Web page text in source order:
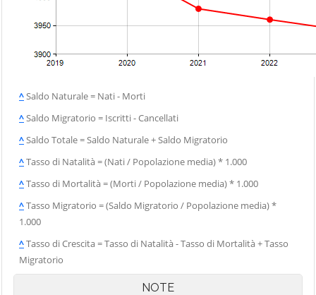
^Saldo Naturale = Nati - Morti
^Saldo Migratorio = Iscritti - Cancellati
^Saldo Totale = Saldo Naturale + Saldo Migratorio
^Tasso di Natalità = (Nati / Popolazione media) * 1.000
^Tasso di Mortalità = (Morti / Popolazione media) * 1.000
^Tasso Migratorio = (Saldo Migratorio / Popolazione media) *
1.000
^Tasso di Crescita = Tasso di Natalità - Tasso di Mortalità + Tasso
Migratorio
NOTE